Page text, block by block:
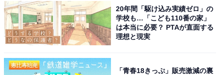
20年間「駆け込み実績ゼロ」の
学校も…「こども110番の家」
は本当に必要？ PTAが直面する
理想と現実
「青春18きっぷ」販売激減の裏